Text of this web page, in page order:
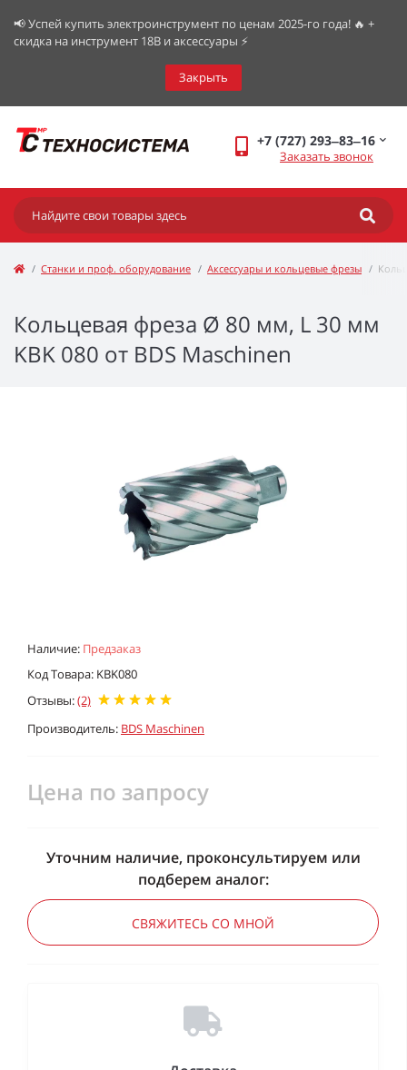
📢 Успей купить электроинструмент по ценам 2025-го года! 🔥 +
скидка на инструмент 18В и аксессуары ⚡️
Закрыть
+7 (727) 293‒83‒16
Заказать звонок
Станки и проф. оборудование Аксессуары и кольцевые фрезы
Кольцевая фреза Ø 80 мм, L 30 мм
KBK 080 от BDS Maschinen
Наличие: Предзаказ
Код Товара: KBK080
Отзывы:(2)
Производитель: BDS Maschinen
Цена по запросу
Уточним наличие, проконсультируем или
подберем аналог:
СВЯЖИТЕСЬ СО МНОЙ